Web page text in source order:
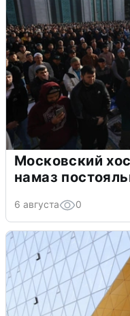
Московский
намаз
6 августа 0